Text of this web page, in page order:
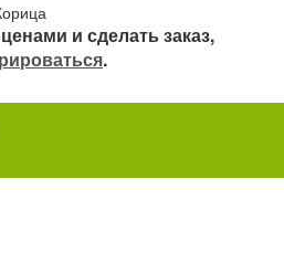
и сделать заказ,
.